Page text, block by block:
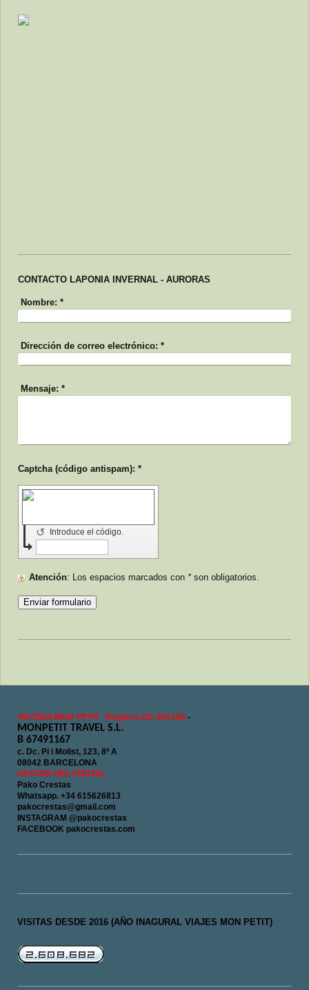
CONTACTO LAPONIA INVERNAL - AURORAS
Nombre: *
Dirección de correo electrónico: *
Mensaje: *
Captcha (código antispam): *
Introduce el código.
↺
Atención : Los espacios marcados con *son obligatorios.
VIATGES MON PETIT - Registre GC-004105 -
MONPETIT TRAVEL S.L.
B 67491167
c. Dc. Pi i Molist, 123, 8º A
08042 BARCELONA
GESTOR DEL PORTAL
Pako Crestas
Whatsapp. +34 615626813
pakocrestas@gmail.com
INSTAGRAM @pakocrestas
FACEBOOK pakocrestas.com
VISITAS DESDE 2016 (AÑO INAGURAL VIAJES MON PETIT)